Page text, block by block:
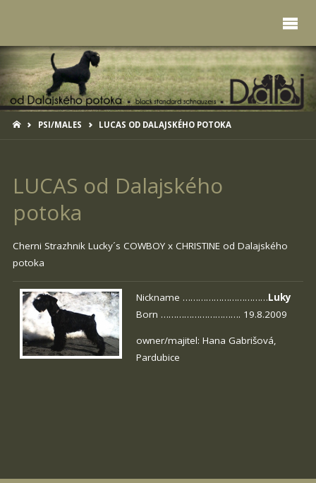
HOMEPSI/MALES LUCAS OD DALAJSKÉHO POTOKA
LUCAS od Dalajského
potoka
Cherni Strazhnik Lucky´s COWBOY x CHRISTINE od Dalajského
potoka
Nickname ……………………………Luky
Born …………………………. 19.8.2009
owner/majitel: Hana Gabrišová,
Pardubice